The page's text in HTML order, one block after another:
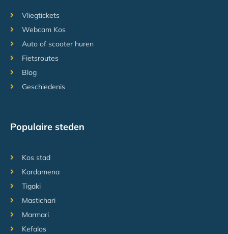
Vliegtickets
Webcam Kos
Auto of scooter huren
Fietsroutes
Blog
Geschiedenis
Populaire steden
Kos stad
Kardamena
Tigaki
Mastichari
Marmari
Kefalos